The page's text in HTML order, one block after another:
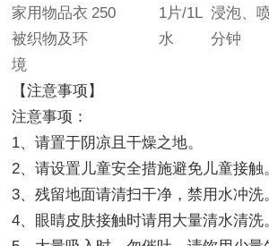
家用物品衣
被织物及环
境
250
1片/1L
水
浸泡、
分钟
【注意事项】
注意事项：
1、请置于阴凉且干燥之地。
2、请设置儿童安全措施避免儿童接触
3、残留地面请清扫干净，禁用水冲洗
4、眼睛皮肤接触时请用大量清水清洗